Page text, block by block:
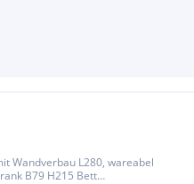
Wandverbau L280, wareabel
B79 H215 Bett